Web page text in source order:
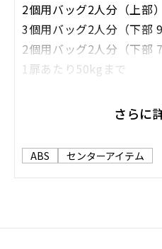
2個用バッグ2人分（上部）
3個用バッグ2人分（下部
2個用バッグ2人分（下部
1扉あたり50kgまで
900W：H 1790mm W
さらに
ABS センターアイテム